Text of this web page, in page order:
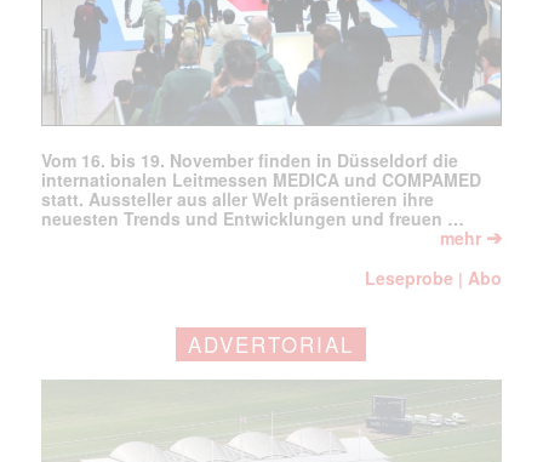
Vom 16. bis 19. November finden in Düsseldorf die
internationalen Leitmessen MEDICA und COMPAMED
statt. Aussteller aus aller Welt präsentieren ihre
neuesten Trends und Entwicklungen und freuen …
mehr ➔
Leseprobe |Abo
ADVERTORIAL